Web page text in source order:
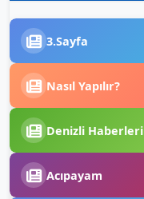
3.Sayfa
Nasıl Yapılır?
Denizli Haberleri
Acıpayam